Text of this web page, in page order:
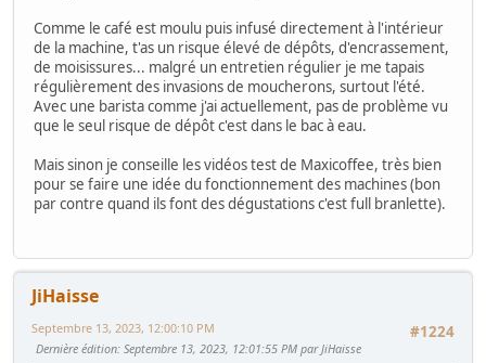
Comme le café est moulu puis infusé directement à l'intérieur
de la machine, t'as un risque élevé de dépôts, d'encrassement,
de moisissures... malgré un entretien régulier je me tapais
régulièrement des invasions de moucherons, surtout l'été.
Avec une barista comme j'ai actuellement, pas de problème vu
que le seul risque de dépôt c'est dans le bac à eau.
Mais sinon je conseille les vidéos test de Maxicoffee, très bien
pour se faire une idée du fonctionnement des machines (bon
par contre quand ils font des dégustations c'est full branlette).
JiHaisse
#1224
Septembre 13, 2023, 12:00:10 PM
Dernière édition: Septembre 13, 2023, 12:01:55 PM par JiHaisse